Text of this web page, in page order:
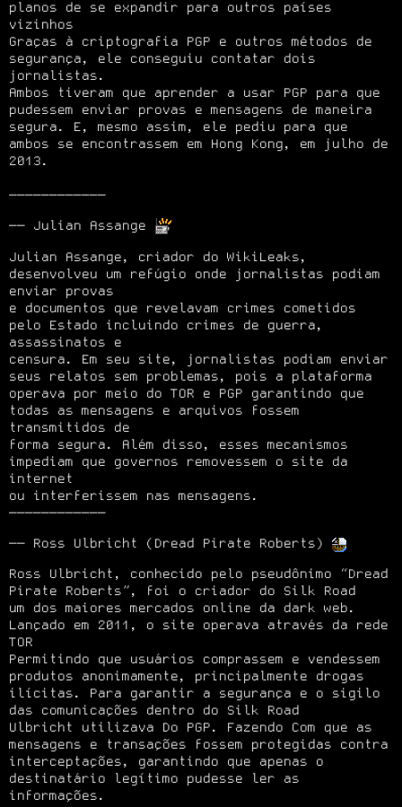
planos de se expandir para outros países
vizinhos
Graças à criptografia PGP e outros métodos de
segurança, ele conseguiu contatar dois
jornalistas.
Ambos tiveram que aprender a usar PGP para que
pudessem enviar provas e mensagens de maneira
segura. E, mesmo assim, ele pediu para que
ambos se encontrassem em Hong Kong, em julho de
2013.
────────────
── Julian Assange
Julian Assange, criador do WikiLeaks,
desenvolveu um refúgio onde jornalistas podiam
enviar provas
e documentos que revelavam crimes cometidos
pelo Estado incluindo crimes de guerra,
assassinatos e
censura. Em seu site, jornalistas podiam enviar
seus relatos sem problemas, pois a plataforma
operava por meio do TOR e PGP garantindo que
todas as mensagens e arquivos fossem
transmitidos de
forma segura. Além disso, esses mecanismos
impediam que governos removessem o site da
internet
ou interferissem nas mensagens.
────────────
── Ross Ulbricht (Dread Pirate Roberts)
Ross Ulbricht, conhecido pelo pseudônimo “Dread
Pirate Roberts”, foi o criador do Silk Road
um dos maiores mercados online da dark web.
Lançado em 2011, o site operava através da rede
TOR
Permitindo que usuários comprassem e vendessem
produtos anonimamente, principalmente drogas
ilícitas. Para garantir a segurança e o sigilo
das comunicações dentro do Silk Road
Ulbricht utilizava Do PGP. Fazendo Com que as
mensagens e transações fossem protegidas contra
interceptações, garantindo que apenas o
destinatário legítimo pudesse ler as
informações.